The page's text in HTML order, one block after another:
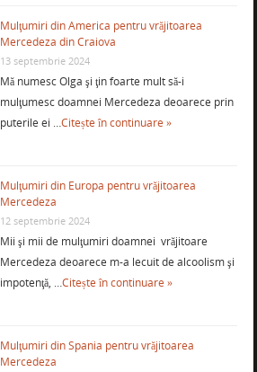
Mulţumiri din America pentru vrăjitoarea
Mercedeza din Craiova
13 septembrie 2024
Mă numesc Olga şi ţin foarte mult să-i
mulţumesc doamnei Mercedeza deoarece prin
puterile ei …Citește în continuare »
Mulţumiri din Europa pentru vrăjitoarea
Mercedeza
12 septembrie 2024
Mii şi mii de mulţumiri doamnei vrăjitoare
Mercedeza deoarece m-a lecuit de alcoolism şi
impotenţă, …Citește în continuare »
Mulţumiri din Spania pentru vrăjitoarea
Mercedeza